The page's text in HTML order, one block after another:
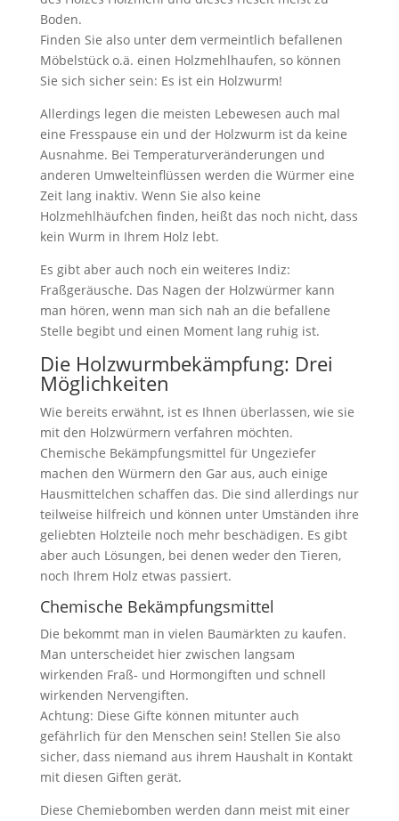
Boden.
Finden Sie also unter dem vermeintlich befallenen
Möbelstück o.ä. einen Holzmehlhaufen, so können
Sie sich sicher sein: Es ist ein Holzwurm!
Allerdings legen die meisten Lebewesen auch mal
eine Fresspause ein und der Holzwurm ist da keine
Ausnahme. Bei Temperaturveränderungen und
anderen Umwelteinflüssen werden die Würmer eine
Zeit lang inaktiv. Wenn Sie also keine
Holzmehlhäufchen finden, heißt das noch nicht, dass
kein Wurm in Ihrem Holz lebt.
Es gibt aber auch noch ein weiteres Indiz:
Fraßgeräusche. Das Nagen der Holzwürmer kann
man hören, wenn man sich nah an die befallene
Stelle begibt und einen Moment lang ruhig ist.
Die Holzwurmbekämpfung: Drei
Möglichkeiten
Wie bereits erwähnt, ist es Ihnen überlassen, wie sie
mit den Holzwürmern verfahren möchten.
Chemische Bekämpfungsmittel für Ungeziefer
machen den Würmern den Gar aus, auch einige
Hausmittelchen schaffen das. Die sind allerdings nur
teilweise hilfreich und können unter Umständen ihre
geliebten Holzteile noch mehr beschädigen. Es gibt
aber auch Lösungen, bei denen weder den Tieren,
noch Ihrem Holz etwas passiert.
Chemische Bekämpfungsmittel
Die bekommt man in vielen Baumärkten zu kaufen.
Man unterscheidet hier zwischen langsam
wirkenden Fraß- und Hormongiften und schnell
wirkenden Nervengiften.
Achtung: Diese Gifte können mitunter auch
gefährlich für den Menschen sein! Stellen Sie also
sicher, dass niemand aus ihrem Haushalt in Kontakt
mit diesen Giften gerät.
Diese Chemiebomben werden dann meist mit einer